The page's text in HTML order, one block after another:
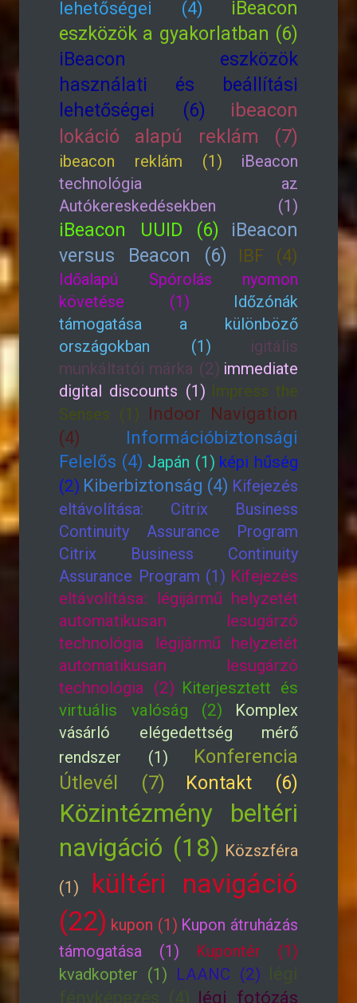
lehetőségei (4)
iBeacon
eszközök a gyakorlatban (6)
iBeacon eszközök
használati és beállítási
lehetőségei (6)
ibeacon
lokáció alapú reklám (7)
ibeacon reklám (1)
iBeacon
technológia az
Autókereskedésekben (1)
iBeacon UUID (6)
iBeacon
versus Beacon (6)
IBF (4)
Időalapú Spórolás nyomon
követése (1)
Időzónák
támogatása a különböző
országokban (1)
igitális
munkáltatói márka (2) immediate
digital discounts (1) Impress the
Senses (1) Indoor Navigation
(4)
Információbiztonsági
Felelős (4) Japán (1) képi hűség
(2) Kiberbiztonság (4) Kifejezés
eltávolítása: Citrix Business
Continuity Assurance Program
Citrix Business Continuity
Assurance Program (1) Kifejezés
eltávolítása: légijármű helyzetét
automatikusan lesugárzó
technológia légijármű helyzetét
automatikusan lesugárzó
technológia (2) Kiterjesztett és
virtuális valóság (2)
Komplex
vásárló elégedettség mérő
rendszer (1)
Konferencia
Útlevél (7)
Kontakt (6)
Közintézmény beltéri
navigáció (18) Közszféra
(1)
kültéri navigáció
(22) kupon (1) Kupon átruházás
támogatása (1)
Kupontér (1)
kvadkopter (1) LAANC (2) légi
fényképezés (4) légi fotózás